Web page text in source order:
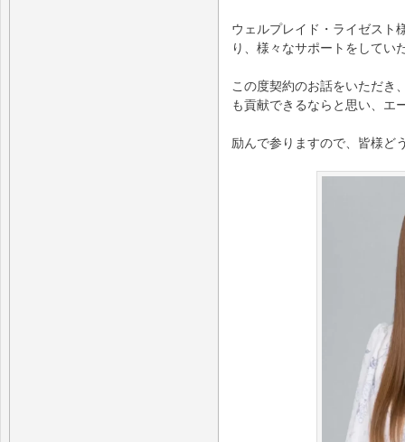
ウェルプレイド・ライゼスト
り、様々なサポートをしてい
この度契約のお話をいただき
も貢献できるならと思い、エ
励んで参りますので、皆様ど